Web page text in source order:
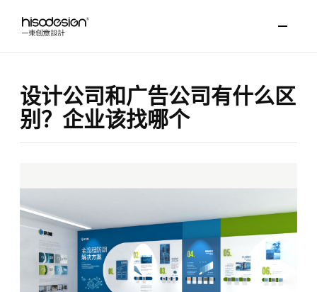
设计公司和广告公司有什么区
别？企业该找哪个